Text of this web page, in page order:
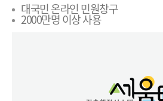
대국민 온라인 민원창구
2000만명 이상 사용